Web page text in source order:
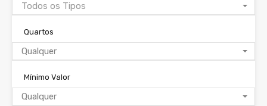
Todos os Tipos
Quartos
Qualquer
Mínimo Valor
Qualquer